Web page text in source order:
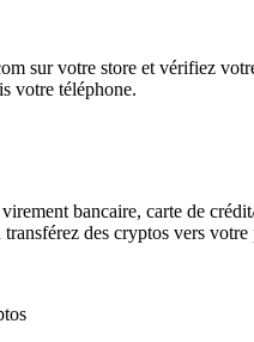
sur votre store et vérifiez
votre téléphone.
bancaire, carte de
des cryptos vers